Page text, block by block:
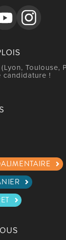
Toulouse,
!